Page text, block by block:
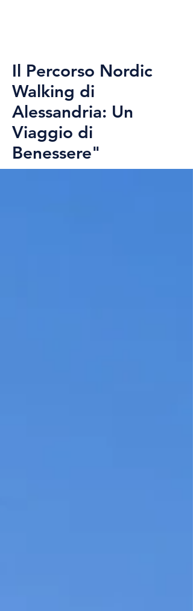
Il Percorso Nordic
Walking di
Alessandria: Un
Viaggio di
Benessere"